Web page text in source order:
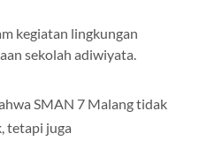
kegiatan lingkungan
sekolah adiwiyata.
SMAN 7 Malang tidak
tetapi juga